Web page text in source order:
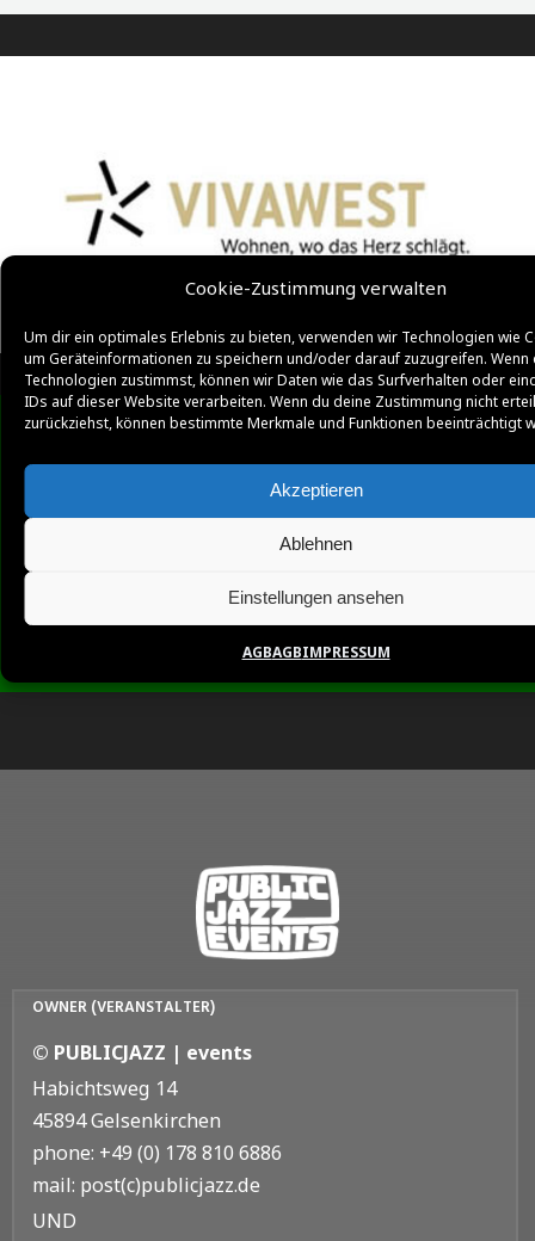
Cookie-Zustimmung verwalten
Um dir ein optimales Erlebnis zu bieten, verwenden wir Technologien wie
um Geräteinformationen zu speichern und/oder darauf zuzugreifen. Wenn
Technologien zustimmst, können wir Daten wie das Surfverhalten oder
IDs auf dieser Website verarbeiten. Wenn du deine Zustimmung nicht
zurückziehst, können bestimmte Merkmale und Funktionen beeinträchtigt
Akzeptieren
Ablehnen
Einstellungen ansehen
AGBAGBIMPRESSUM
OWNER (VERANSTALTER)
© PUBLICJAZZ | events
Habichtsweg 14
45894 Gelsenkirchen
phone: +49 (0) 178 810 6886
mail: post(c)publicjazz.de
UND